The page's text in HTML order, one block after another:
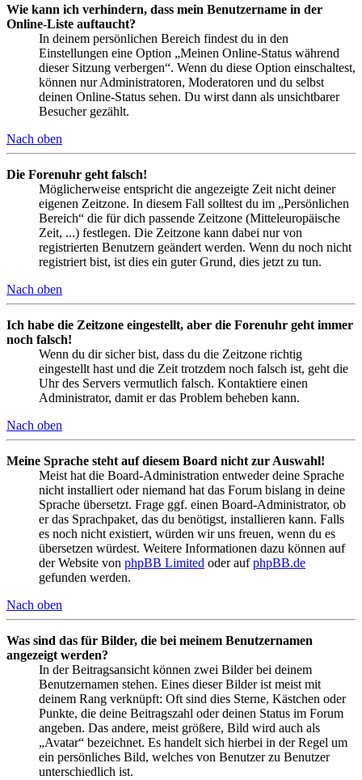
Wie kann ich verhindern, dass mein Benutzername in der
Online-Liste auftaucht?
In deinem persönlichen Bereich findest du in den
Einstellungen eine Option „Meinen Online-Status während
dieser Sitzung verbergen“. Wenn du diese Option einschaltest,
können nur Administratoren, Moderatoren und du selbst
deinen Online-Status sehen. Du wirst dann als unsichtbarer
Besucher gezählt.
Nach oben
Die Forenuhr geht falsch!
Möglicherweise entspricht die angezeigte Zeit nicht deiner
eigenen Zeitzone. In diesem Fall solltest du im „Persönlichen
Bereich“ die für dich passende Zeitzone (Mitteleuropäische
Zeit, ...) festlegen. Die Zeitzone kann dabei nur von
registrierten Benutzern geändert werden. Wenn du noch nicht
registriert bist, ist dies ein guter Grund, dies jetzt zu tun.
Nach oben
Ich habe die Zeitzone eingestellt, aber die Forenuhr geht immer
noch falsch!
Wenn du dir sicher bist, dass du die Zeitzone richtig
eingestellt hast und die Zeit trotzdem noch falsch ist, geht die
Uhr des Servers vermutlich falsch. Kontaktiere einen
Administrator, damit er das Problem beheben kann.
Nach oben
Meine Sprache steht auf diesem Board nicht zur Auswahl!
Meist hat die Board-Administration entweder deine Sprache
nicht installiert oder niemand hat das Forum bislang in deine
Sprache übersetzt. Frage ggf. einen Board-Administrator, ob
er das Sprachpaket, das du benötigst, installieren kann. Falls
es noch nicht existiert, würden wir uns freuen, wenn du es
übersetzen würdest. Weitere Informationen dazu können auf
der Website von phpBB Limited oder aufphpBB.de
gefunden werden.
Nach oben
Was sind das für Bilder, die bei meinem Benutzernamen
angezeigt werden?
In der Beitragsansicht können zwei Bilder bei deinem
Benutzernamen stehen. Eines dieser Bilder ist meist mit
deinem Rang verknüpft: Oft sind dies Sterne, Kästchen oder
Punkte, die deine Beitragszahl oder deinen Status im Forum
angeben. Das andere, meist größere, Bild wird auch als
„Avatar“ bezeichnet. Es handelt sich hierbei in der Regel um
ein persönliches Bild, welches von Benutzer zu Benutzer
unterschiedlich ist.